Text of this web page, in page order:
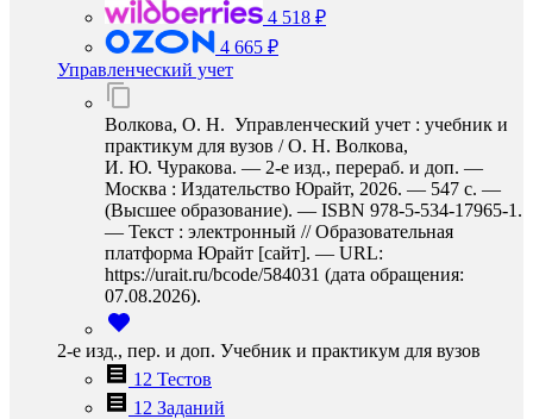
4 518 ₽
4 665 ₽
Управленческий учет
Волкова, О. Н. Управленческий учет : учебник и
практикум для вузов / О. Н. Волкова,
И. Ю. Чуракова. — 2-е изд., перераб. и доп. —
Москва : Издательство Юрайт, 2026. — 547 с. —
(Высшее образование). — ISBN 978-5-534-17965-1.
— Текст : электронный // Образовательная
платформа Юрайт [сайт]. — URL:
https://urait.ru/bcode/584031 (дата обращения:
07.08.2026).
2-е изд., пер. и доп. Учебник и практикум для вузов
12 Тестов
12 Заданий